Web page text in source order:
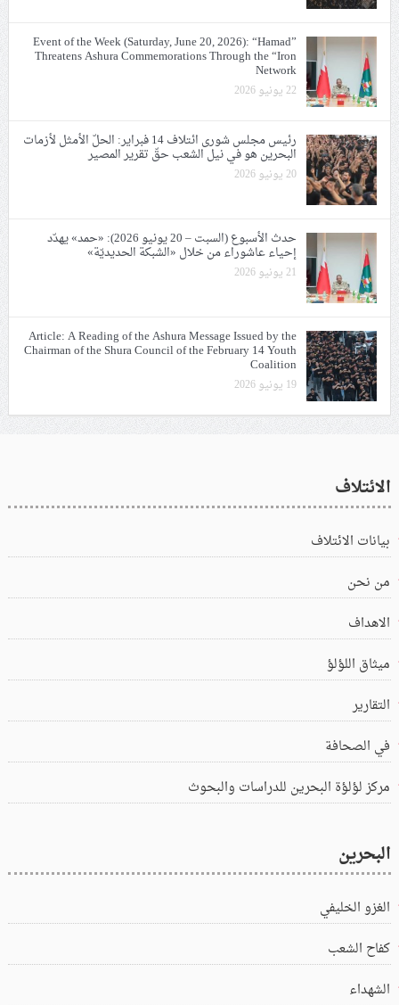
Event of the Week (Saturday, June 20, 2026): “Hamad”
Threatens Ashura Commemorations Through the “Iron
Network
22 يونيو 2026
رئيس مجلس شورى ائتلاف 14 فبراير: الحلّ الأمثل لأزمات
البحرين هو في نيل الشعب حقّ تقرير المصير
20 يونيو 2026
حدث الأسبوع (السبت – 20 يونيو 2026): «حمد» يهدّد
إحياء عاشوراء من خلال «الشبكة الحديديّة»
21 يونيو 2026
Article: A Reading of the Ashura Message Issued by the
Chairman of the Shura Council of the February 14 Youth
Coalition
19 يونيو 2026
الائتلاف
بيانات الائتلاف
من نحن
الاهداف
ميثاق اللؤلؤ
التقارير
في الصحافة
مركز لؤلؤة البحرين للدراسات والبحوث
البحرين
الغزو الخليفي
كفاح الشعب
الشهداء